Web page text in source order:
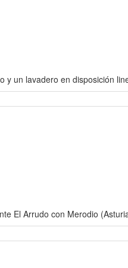
un lavadero en disposición
El Arrudo con Merodio